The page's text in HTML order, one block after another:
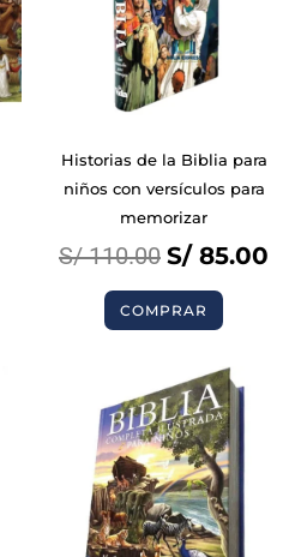
Historias de la Biblia para
niños con versículos para
memorizar
S/110.00 S/85.00
COMPRAR